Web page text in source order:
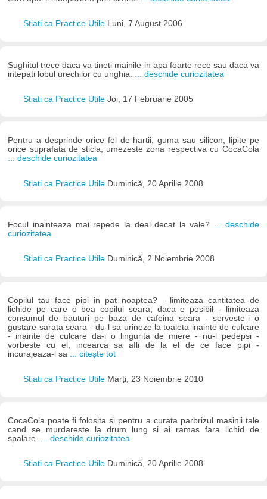
Stiati ca Practice Utile Luni, 7 August 2006
Sughitul trece daca va tineti mainile in apa foarte rece sau daca va
intepati lobul urechilor cu unghia.
... deschide curiozitatea
Stiati ca Practice Utile Joi, 17 Februarie 2005
Pentru a desprinde orice fel de hartii, guma sau silicon, lipite pe
orice suprafata de sticla, umezeste zona respectiva cu CocaCola
... deschide curiozitatea
Stiati ca Practice Utile Duminică, 20 Aprilie 2008
Focul inainteaza mai repede la deal decat la vale? ... deschide
curiozitatea
Stiati ca Practice Utile Duminică, 2 Noiembrie 2008
Copilul tau face pipi in pat noaptea? - limiteaza cantitatea de
lichide pe care o bea copilul seara, daca e posibil - limiteaza
consumul de bauturi pe baza de cafeina seara - serveste-i o
gustare sarata seara - du-l sa urineze la toaleta inainte de culcare
- inainte de culcare da-i o lingurita de miere - nu-l pedepsi -
vorbeste cu el, incearca sa afli de la el de ce face pipi -
incurajeaza-l sa
... citește tot
Stiati ca Practice Utile Marți, 23 Noiembrie 2010
CocaCola poate fi folosita si pentru a curata parbrizul masinii tale
cand se murdareste la drum lung si ai ramas fara lichid de
spalare.
... deschide curiozitatea
Stiati ca Practice Utile Duminică, 20 Aprilie 2008